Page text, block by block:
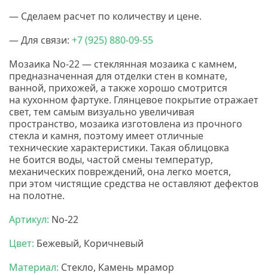
— Сделаем расчет по количеству и цене.
— Для связи: +7(925) 880-09-55
Мозаика No-22 — стеклянная мозаика с камнем,
предназначенная для отделки стен в комнате,
ванной, прихожей, а также хорошо смотрится
на кухонном фартуке. Глянцевое покрытие отражает
свет, тем самым визуально увеличивая
пространство, мозаика изготовлена из прочного
стекла и камня, поэтому имеет отличные
технические характеристики. Такая облицовка
не боится воды, частой смены температур,
механических повреждений, она легко моется,
при этом чистящие средства не оставляют дефектов
на полотне.
Артикул: No-22
Цвет: Бежевый, Коричневый
Материал: Стекло, Камень мрамор